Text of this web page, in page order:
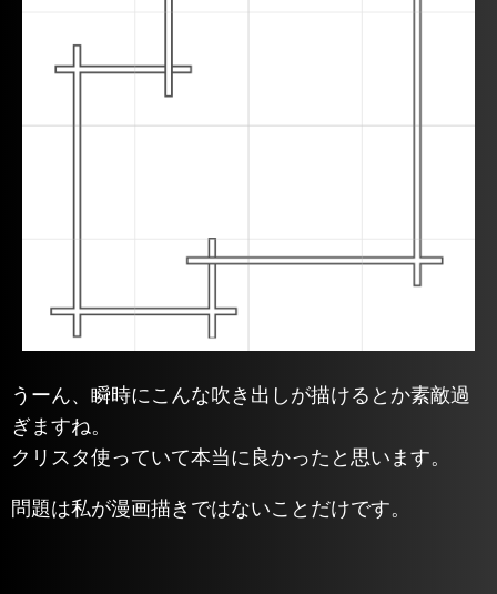
うーん、瞬時にこんな吹き出しが描けるとか素敵過
ぎますね。
クリスタ使っていて本当に良かったと思います。
問題は私が漫画描きではないことだけです。